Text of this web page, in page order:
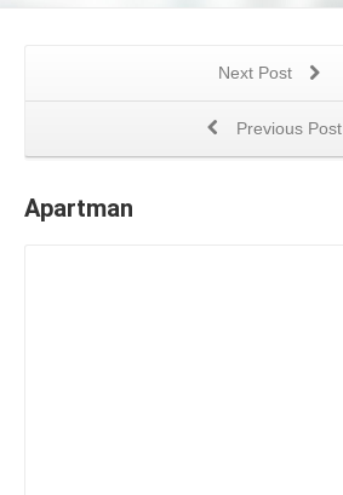
Next Post
Previous Post
Apartman